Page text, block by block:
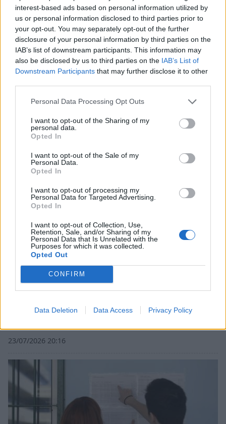
interest-based ads based on personal information utilized by
us or personal information disclosed to third parties prior to
your opt-out. You may separately opt-out of the further
disclosure of your personal information by third parties on the
IAB’s list of downstream participants. This information may
also be disclosed by us to third parties on the IAB’s List of
Downstream Participants that may further disclose it to other
Personal Data Processing Opt Outs
I want to opt-out of the Sharing of my
personal data.
Opted In
I want to opt-out of the Sale of my
Personal Data.
Opted In
I want to opt-out of processing my
Personal Data for Targeted Advertising.
Opted In
I want to opt-out of Collection, Use,
Retention, Sale, and/or Sharing of my
Personal Data that Is Unrelated with the
Purposes for which it was collected.
Opted Out
CONFIRM
Data Deletion Data Access Privacy Policy
Δυναμική και ανοδική πορεία για το Τμήμα
Ψηφιακών Συστημάτων στις Πανελλαδικές –
Δείτε γιατί
25/07/2026 09:07
Βάσεις 2026: Οι σχολές με τα υψηλότερα και
23/07/2026 20:16